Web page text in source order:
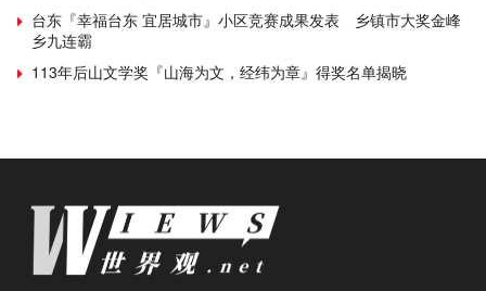
台东『幸福台东 宜居城市』小区竞赛成果发表 乡镇市大奖金峰
乡九连霸
113年后山文学奖『山海为文，经纬为章』得奖名单揭晓